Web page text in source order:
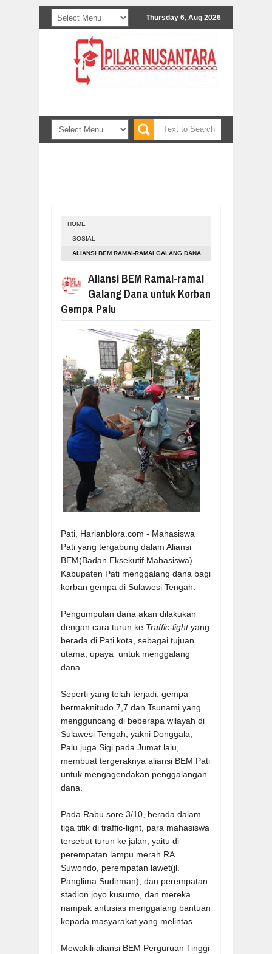
Thursday 6, Aug 2026
HOME
SOSIAL
ALIANSI BEM RAMAI-RAMAI GALANG DANA
Aliansi BEM Ramai-ramai
Galang Dana untuk Korban
Gempa Palu
Pati, Harianblora.com - Mahasiswa
Pati yang tergabung dalam Aliansi
BEM(Badan Eksekutif Mahasiswa)
Kabupaten Pati menggalang dana bagi
korban gempa di Sulawesi Tengah.
Pengumpulan dana akan dilakukan
dengan cara turun ke Traffic-lightyang
berada di Pati kota, sebagai tujuan
utama, upaya untuk menggalang
dana.
Seperti yang telah terjadi, gempa
bermaknitudo 7,7 dan Tsunami yang
mengguncang di beberapa wilayah di
Sulawesi Tengah, yakni Donggala,
Palu juga Sigi pada Jumat lalu,
membuat tergeraknya aliansi BEM Pati
untuk mengagendakan penggalangan
dana.
Pada Rabu sore 3/10, berada dalam
tiga titik di traffic-light, para mahasiswa
tersebut turun ke jalan, yaitu di
perempatan lampu merah RA
Suwondo, perempatan lawet(jl.
Panglima Sudirman), dan perempatan
stadion joyo kusumo, dan mereka
nampak antusias menggalang bantuan
kepada masyarakat yang melintas.
Mewakili aliansi BEM Perguruan Tinggi